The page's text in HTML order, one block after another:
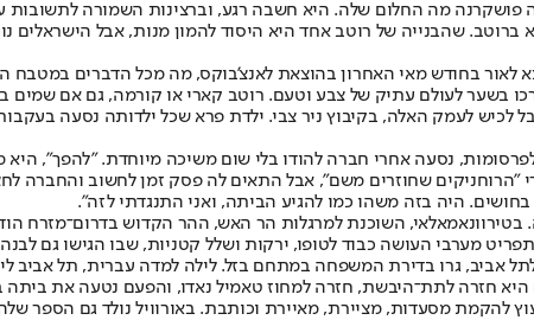
פושקרנה מה החלום שלה. היא חשבה רגע, וברצינות השמורה
שהבנייה של רוטב אחד היא היסוד להמון מנות, אבל הישראלים
בשער לעולם עתיק של צבע וטעם. רוטב קארי או קורמה, גם אם שמים
התגשם במלואו בישראלית הזו שנולדה לפני 51 שנה, בין חבל לכיש לעמק האלה, בקיבוץ ניר צבי.
תפאורות לפרסומות, נסעה אחרי חברה להודו בלי שום משיכה מיוחדת.
שחוזרים משם", אבל התאים לה פסק זמן לחשוב והחברה
היה בזה משהו כמו להגיע הביתה, ואני התנגדתי לזה".
השוכנת למרגלות הר האש, ההר הקדוש בדרום־מזרח
מערבי העושה כבוד לטופו, ירקות ושלל קטניות, שבו הגישו גם לבנה
באו לתל אביב, גרו בדירת המשפחה במתחם בזל. לילה למדה עברית, תל
מסעדות, מציירת, מאיירת וכותבת. באורוויל נולד גם הספר